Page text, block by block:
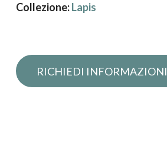
Collezione:Lapis
Richiedi informazioni